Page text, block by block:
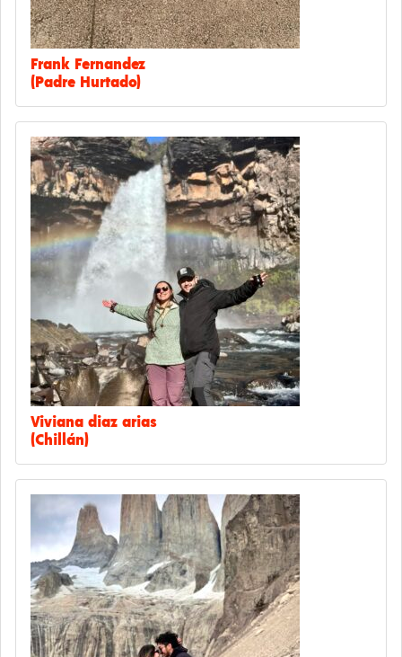
Frank Fernandez
(Padre Hurtado)
Viviana diaz arias
(Chillán)